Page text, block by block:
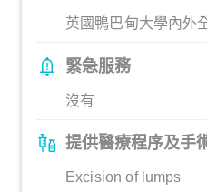
英國鴨巴甸大學內外
緊急服務
沒有
提供醫療程序及手
Excision of lumps